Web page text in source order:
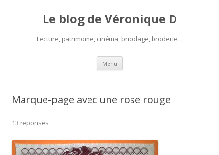
Le blog de Véronique D
Lecture, patrimoine, cinéma, bricolage, broderie…
Menu Aller
contenu
Marque-page avec une rose rouge
13 réponses